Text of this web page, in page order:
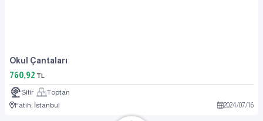
Okul Çantaları
760,92 TL
Sıfır
Toptan
Fatih, İstanbul
2024/07/16